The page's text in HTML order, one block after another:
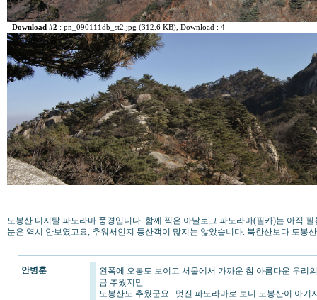
- Download #2 : pn_090111db_st2.jpg (312.6 KB) , Download : 4
도봉산 디지탈 파노라마 풍경입니다. 함께 찍은 아날로그 파노라마(필카)는 아직
눈은 역시 안보였고요, 추워서인지 등산객이 많지는 않았습니다. 북한산보다 도봉
안병훈
왼쪽에 오봉도 보이고 서울에서 가까운 참 아름다운 우리
금 추웠지만
도봉산도 추웠군요.. 멋진 파노라마로 보니 도봉산이 아